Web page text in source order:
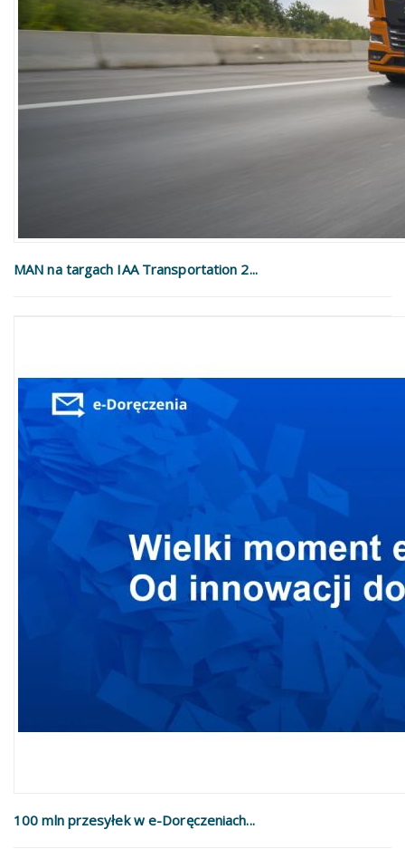
MAN na targach IAA Transportation 2...
100 mln przesyłek w e-Doręczeniach...